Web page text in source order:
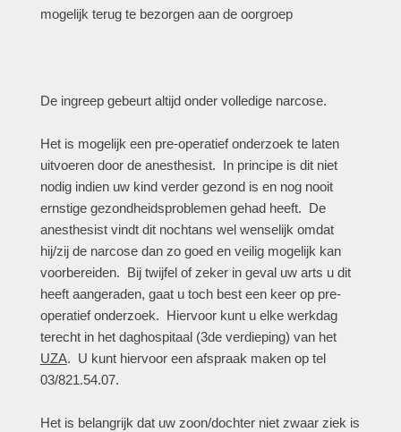
mogelijk terug te bezorgen aan de oorgroep
De ingreep gebeurt altijd onder volledige narcose.
Het is mogelijk een pre-operatief onderzoek te laten
uitvoeren door de anesthesist. In principe is dit niet
nodig indien uw kind verder gezond is en nog nooit
ernstige gezondheidsproblemen gehad heeft. De
anesthesist vindt dit nochtans wel wenselijk omdat
hij/zij de narcose dan zo goed en veilig mogelijk kan
voorbereiden. Bij twijfel of zeker in geval uw arts u dit
heeft aangeraden, gaat u toch best een keer op pre-
operatief onderzoek. Hiervoor kunt u elke werkdag
terecht in het daghospitaal (3de verdieping) van het
UZA. U kunt hiervoor een afspraak maken op tel
03/821.54.07.
Het is belangrijk dat uw zoon/dochter niet zwaar ziek is